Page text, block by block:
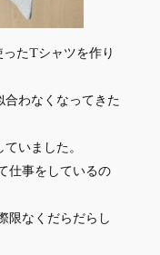
たTシャツを作り
わなくなってきた
いました。
仕事をしているの
限なくだらだらし